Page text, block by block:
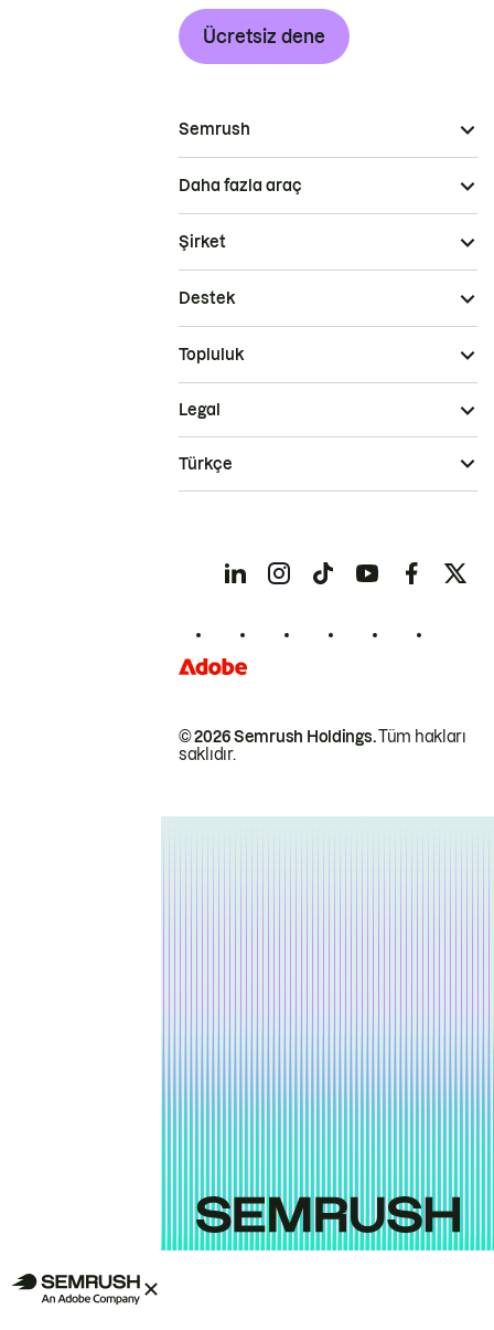
Ücretsiz dene
Semrush
Daha fazla araç
Şirket
Destek
Topluluk
© 2026 Semrush Holdings.Tüm hakları
saklıdır.
Legal
Türkçe